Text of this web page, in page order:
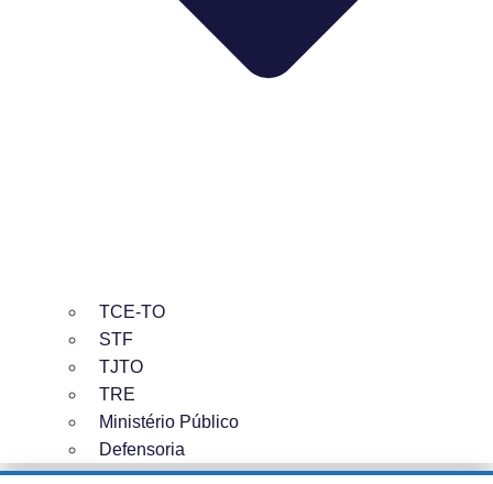
TCE-TO
STF
TJTO
TRE
Ministério Público
Defensoria